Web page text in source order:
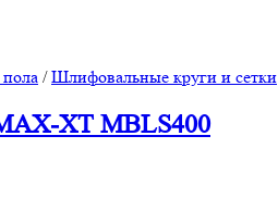
/Шлифовальные круги и сетки
XT MBLS400